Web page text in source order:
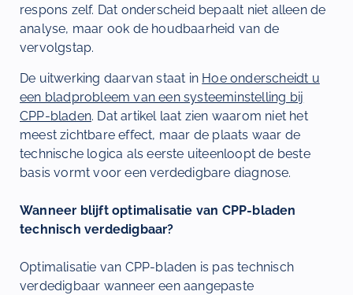
respons zelf. Dat onderscheid bepaalt niet alleen de
analyse, maar ook de houdbaarheid van de
vervolgstap.
De uitwerking daarvan staat in Hoe onderscheidt u
een bladprobleem van een systeeminstelling bij
CPP-bladen. Dat artikel laat zien waarom niet het
meest zichtbare effect, maar de plaats waar de
technische logica als eerste uiteenloopt de beste
basis vormt voor een verdedigbare diagnose.
Wanneer blijft optimalisatie van CPP-bladen
technisch verdedigbaar?
Optimalisatie van CPP-bladen is pas technisch
verdedigbaar wanneer een aangepaste